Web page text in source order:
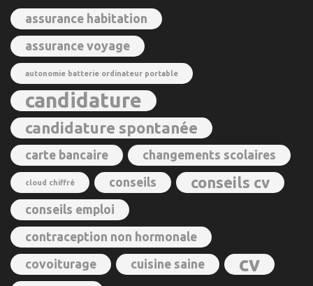
assurance habitation
assurance voyage
autonomie batterie ordinateur portable
candidature
candidature spontanée
carte bancaire changements scolaires
cloud chiffré conseils conseils cv
conseils emploi
contraception non hormonale
covoiturage cuisine saine cv